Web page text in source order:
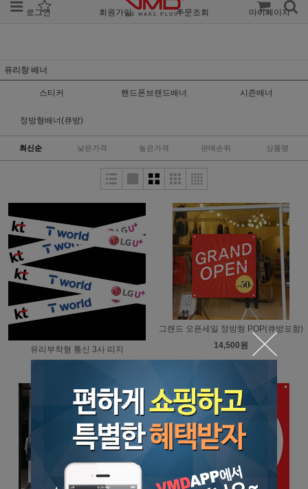
로그인 회원가입 주문조회 마이페이지
유리창 배너
스티커 핸드폰브랜드배너 시즌배너
정방형배너(큐방)
최신순 낮은가격 높은가격 판매순위 상품명
유리부착형 통신 3사 띠지
그랜드 오픈세일 정방형 POP(큐방포함)
14,500원